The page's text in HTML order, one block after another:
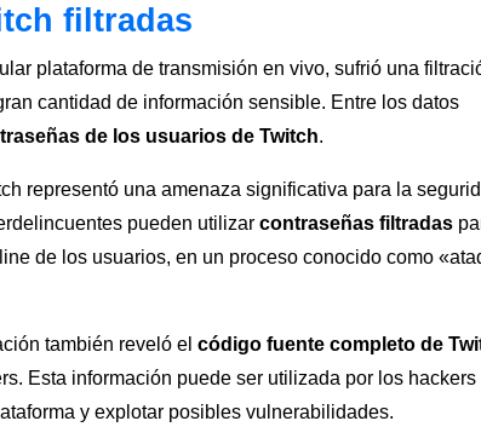
filtradas
plataforma de transmisión en vivo, sufrió una
cantidad de información sensible. Entre los datos
de los usuarios de Twitch.
representó una amenaza significativa para la
pueden utilizarcontraseñas filtradas
de los usuarios, en un proceso conocido como
también reveló elcódigo fuente completo de
Esta información puede ser utilizada por los hackers
y explotar posibles vulnerabilidades.